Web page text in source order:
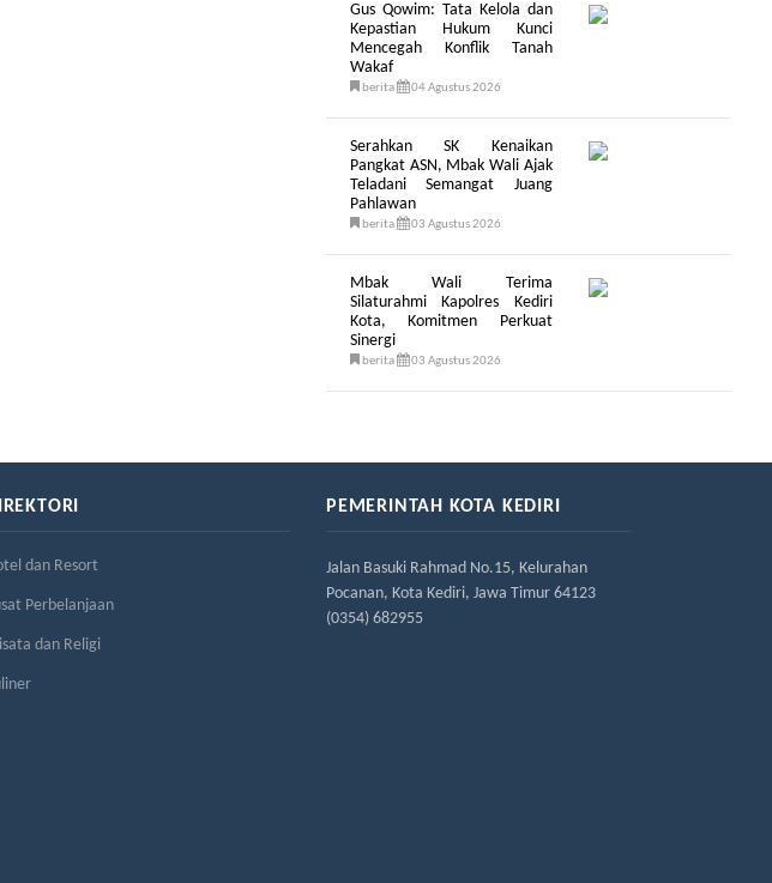
Gus Qowim: Tata Kelola dan
Kepastian Hukum Kunci
Mencegah Konflik Tanah
Wakaf
berita 04 Agustus 2026
Serahkan SK Kenaikan
Pangkat ASN, Mbak Wali Ajak
Teladani Semangat Juang
Pahlawan
berita 03 Agustus 2026
Mbak Wali Terima
Silaturahmi Kapolres Kediri
Kota, Komitmen Perkuat
Sinergi
berita 03 Agustus 2026
dan Resort
Perbelanjaan
dan Religi
PEMERINTAH KOTA KEDIRI
Jalan Basuki Rahmad No.15, Kelurahan
Pocanan, Kota Kediri, Jawa Timur 64123
(0354) 682955